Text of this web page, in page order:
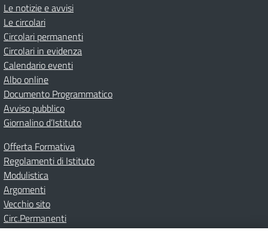
Le notizie e avvisi
Le circolari
Circolari permanenti
Circolari in evidenza
Calendario eventi
Albo online
Documento Programmatico
Avviso pubblico
Giornalino d’Istituto
Offerta Formativa
Regolamenti di Istituto
Modulistica
Argomenti
Vecchio sito
Circ.Permanenti